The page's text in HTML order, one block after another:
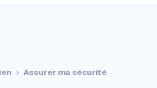
Assurer ma sécurité